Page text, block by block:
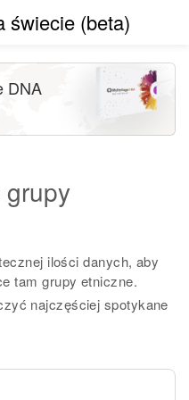
świecie (beta)
grupy
ilości danych, aby
tam grupy etniczne.
najczęściej spotykane
DNA